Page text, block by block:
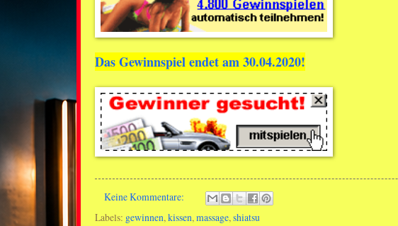
Das Gewinnspiel endet am 30.04.2020!
Keine Kommentare:
Labels: gewinnen,kissen,massage,shiatsu